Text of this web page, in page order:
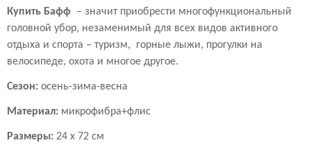
Купить Бафф – значит приобрести многофункциональный
головной убор, незаменимый для всех видов активного
отдыха и спорта – туризм, горные лыжи, прогулки на
велосипеде, охота и многое другое.
Сезон: осень-зима-весна
Материал: микрофибра+флис
Размеры: 24 х 72 см